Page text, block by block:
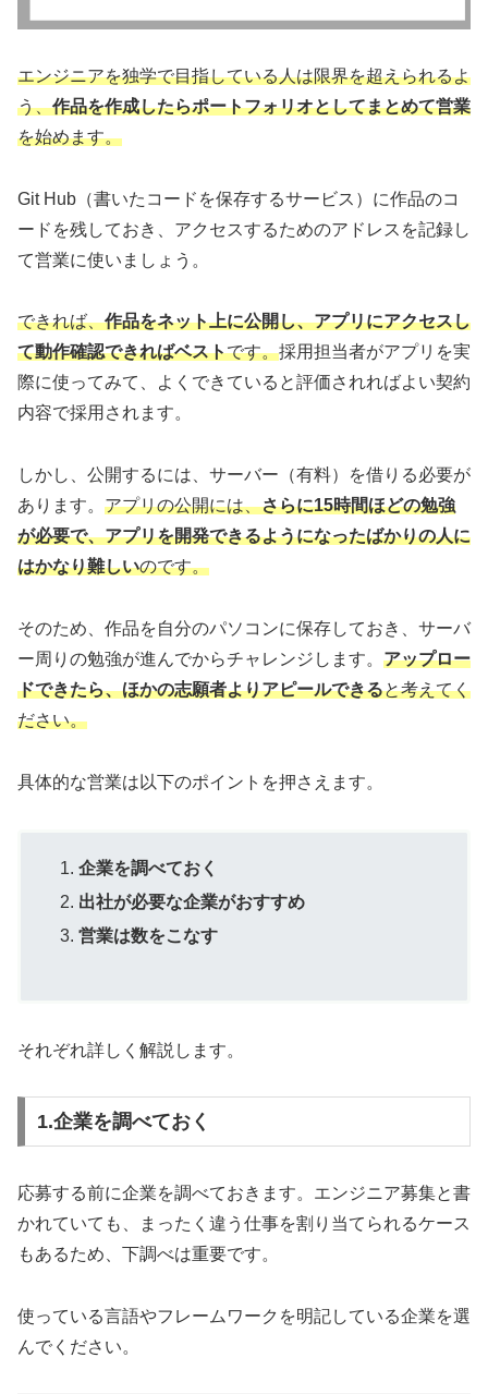
エンジニアを独学で目指している人は限界を超えられるよ
う、作品を作成したらポートフォリオとしてまとめて営業
を始めます。
Git Hub（書いたコードを保存するサービス）に作品のコ
ードを残しておき、アクセスするためのアドレスを記録し
て営業に使いましょう。
できれば、作品をネット上に公開し、アプリにアクセスし
て動作確認できればベストです。採用担当者がアプリを実
際に使ってみて、よくできていると評価されればよい契約
内容で採用されます。
しかし、公開するには、サーバー（有料）を借りる必要が
あります。 アプリの公開には、さらに15時間ほどの勉強
が必要で、アプリを開発できるようになったばかりの人に
はかなり難しいのです。
そのため、作品を自分のパソコンに保存しておき、サーバ
ー周りの勉強が進んでからチャレンジします。 アップロー
ドできたら、ほかの志願者よりアピールできると考えてく
ださい。
具体的な営業は以下のポイントを押さえます。
企業を調べておく
出社が必要な企業がおすすめ
営業は数をこなす
それぞれ詳しく解説します。
1.企業を調べておく
応募する前に企業を調べておきます。エンジニア募集と書
かれていても、まったく違う仕事を割り当てられるケース
もあるため、下調べは重要です。
使っている言語やフレームワークを明記している企業を選
んでください。